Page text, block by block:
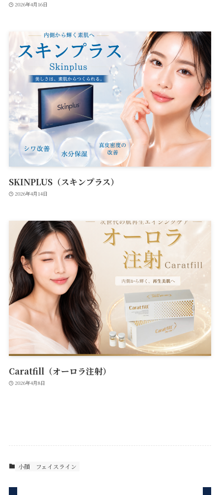
2026年4月16日
SKINPLUS（スキンプラス）
2026年4月14日
Caratfill（オーロラ注射）
2026年4月8日
小顔 フェイスライン